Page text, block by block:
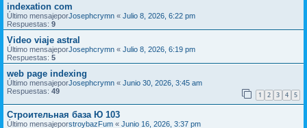
indexation com
Último mensajeporJosephcrymn « Julio 8, 2026, 6:22 pm
Respuestas: 9
Video viaje astral
Último mensajeporJosephcrymn « Julio 8, 2026, 6:19 pm
Respuestas: 5
web page indexing
Último mensajeporJosephcrymn « Junio 30, 2026, 3:45 am
Respuestas: 49 1 2 3 4 5
Строительная база Ю 103
Último mensajeporstroybazFum « Junio 16, 2026, 3:37 pm